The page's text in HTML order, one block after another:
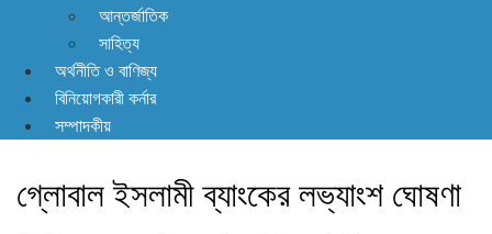
আন্তর্জাতিক
সাহিত্য
অর্থনীতি ও বাণিজ্য
বিনিয়োগকারী কর্নার
সম্পাদকীয়
গ্লোবাল ইসলামী ব্যাংকের লভ্যাংশ ঘোষণা